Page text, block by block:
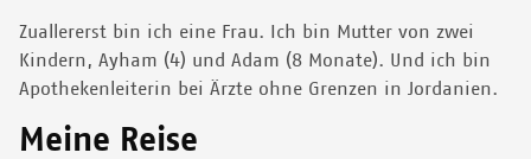
Zuallererst bin ich eine Frau. Ich bin Mutter von zwei
Kindern, Ayham (4) und Adam (8 Monate). Und ich bin
Apothekenleiterin bei Ärzte ohne Grenzen in Jordanien.
Meine Reise